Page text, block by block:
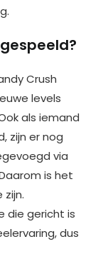
Crush
levels
als iemand
zijn er nog
via
is het
die gericht is
dus